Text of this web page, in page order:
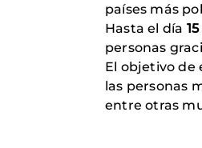
países más
Hasta el día
personas
El objetivo de
las personas
entre otras